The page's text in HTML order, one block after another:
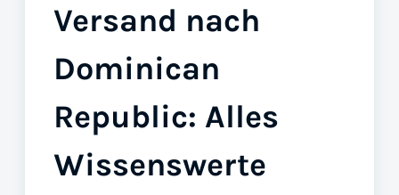
Versand nach
Dominican
Republic: Alles
Wissenswerte